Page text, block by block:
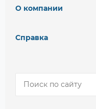
О компании
Справка